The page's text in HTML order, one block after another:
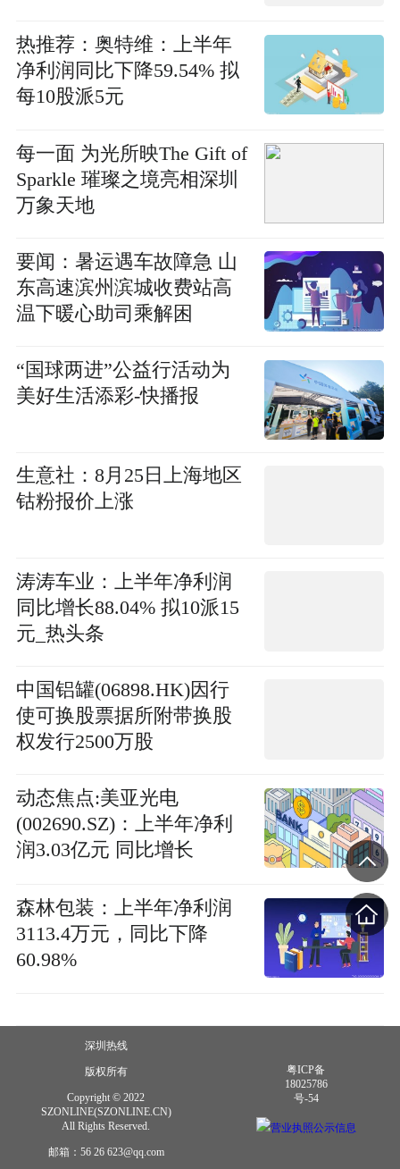
热推荐：奥特维：上半年
净利润同比下降59.54% 拟
每10股派5元
每一面 为光所映The Gift of
Sparkle 璀璨之境亮相深圳
万象天地
要闻：暑运遇车故障急 山
东高速滨州滨城收费站高
温下暖心助司乘解困
“国球两进”公益行活动为
美好生活添彩-快播报
生意社：8月25日上海地区
钴粉报价上涨
涛涛车业：上半年净利润
同比增长88.04% 拟10派15
元_热头条
中国铝罐(06898.HK)因行
使可换股票据所附带换股
权发行2500万股
动态焦点:美亚光电
(002690.SZ)：上半年净利
润3.03亿元 同比增长
森林包装：上半年净利润
3113.4万元，同比下降
60.98%
深圳热线
版权所有
Copyright © 2022
SZONLINE(SZONLINE.CN)
All Rights Reserved.
邮箱：56 26 623@qq.com
粤ICP备
18025786
号-54
营业执照公示信息